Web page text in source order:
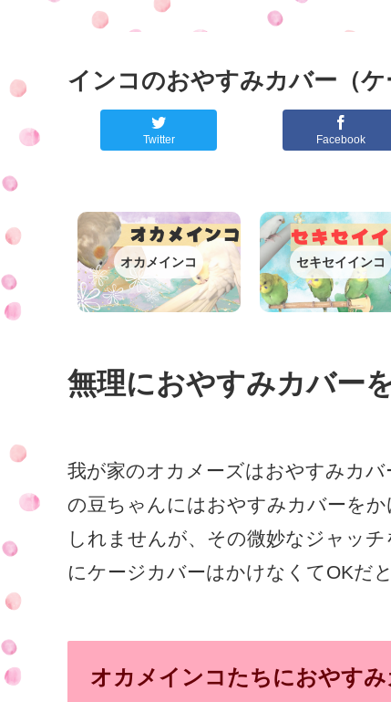
インコのおやすみカバー（
Twitter Facebook
オカメインコ セキセイインコ
無理におやすみカバー
我が家のオカメーズはおやすみカ
の豆ちゃんにはおやすみカバーを
しれませんが、その微妙なジャッ
にケージカバーはかけなくてOKだ
オカメインコたちにおやす